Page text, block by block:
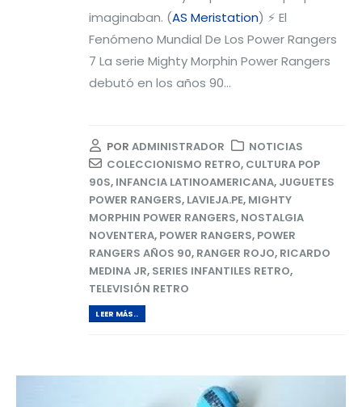
imaginaban. (AS Meristation) ⚡ El
Fenómeno Mundial De Los Power Rangers
7 La serie Mighty Morphin Power Rangers
debutó en los años 90...
POR ADMINISTRADOR
NOTICIAS
COLECCIONISMO RETRO, CULTURA POP
90S, INFANCIA LATINOAMERICANA, JUGUETES
POWER RANGERS, LAVIEJA.PE, MIGHTY
MORPHIN POWER RANGERS, NOSTALGIA
NOVENTERA, POWER RANGERS, POWER
RANGERS AÑOS 90, RANGER ROJO, RICARDO
MEDINA JR, SERIES INFANTILES RETRO,
TELEVISIÓN RETRO
LEER MÁS..